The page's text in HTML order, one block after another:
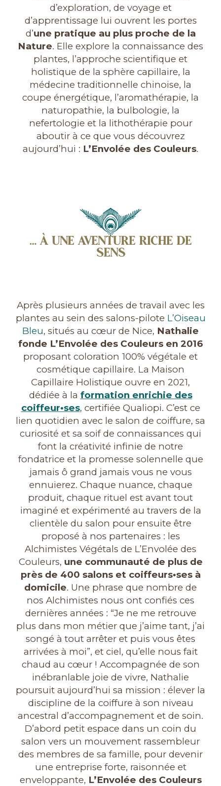
d’exploration, de voyage et
d’apprentissage lui ouvrent les portes
d’une pratique au plus proche de la
Nature. Elle explore la connaissance des
plantes, l’approche scientifique et
holistique de la sphère capillaire, la
médecine traditionnelle chinoise, la
coupe énergétique, l’aromathérapie, la
naturopathie, la bulbologie, la
nefertologie et la lithothérapie pour
aboutir à ce que vous découvrez
aujourd’hui : L’Envolée des Couleurs.
… À UNE AVENTURE RICHE DE
SENS
Après plusieurs années de travail avec les
plantes au sein des salons-pilote L’Oiseau
Bleu, situés au cœur de Nice, Nathalie
fonde L’Envolée des Couleurs en 2016
proposant coloration 100% végétale et
cosmétique capillaire. La Maison
Capillaire Holistique ouvre en 2021,
dédiée à la formation enrichie des
coiffeur•ses, certifiée Qualiopi. C’est ce
lien quotidien avec le salon de coiffure, sa
curiosité et sa soif de connaissances qui
font la créativité infinie de notre
fondatrice et la promesse solennelle que
jamais ô grand jamais vous ne vous
ennuierez. Chaque nuance, chaque
produit, chaque rituel est avant tout
imaginé et expérimenté au travers de la
clientèle du salon pour ensuite être
proposé à nos partenaires : les
Alchimistes Végétals de L’Envolée des
Couleurs, une communauté de plus de
près de 400 salons et coiffeurs•ses à
domicile. Une phrase que nombre de
nos Alchimistes nous ont confiés ces
dernières années : “Je ne me retrouve
plus dans mon métier que j’aime tant, j’ai
songé à tout arrêter et puis vous êtes
arrivées à moi”, et ciel, qu’elle nous fait
chaud au cœur ! Accompagnée de son
inébranlable joie de vivre, Nathalie
poursuit aujourd’hui sa mission : élever la
discipline de la coiffure à son niveau
ancestral d’accompagnement et de soin.
D’abord petit espace dans un coin du
salon vers un mouvement rassembleur
des membres de sa famille, pour devenir
une entreprise forte, raisonnée et
enveloppante, L’Envolée des Couleurs